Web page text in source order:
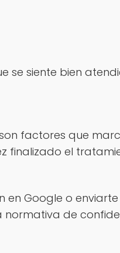
se siente bien
factores que
finalizado el
en Google o
de